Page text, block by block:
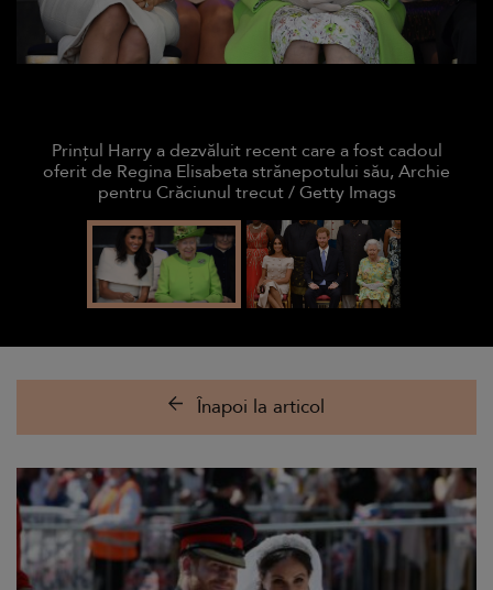
Prințul Harry a dezvăluit recent care a fost cadoul
oferit de Regina Elisabeta strănepotului său, Archie
pentru Crăciunul trecut / Getty Imags
Înapoi la articol